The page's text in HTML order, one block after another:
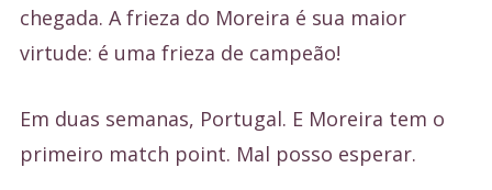
chegada. A frieza do Moreira é sua maior
virtude: é uma frieza de campeão!
Em duas semanas, Portugal. E Moreira tem o
primeiro match point. Mal posso esperar.